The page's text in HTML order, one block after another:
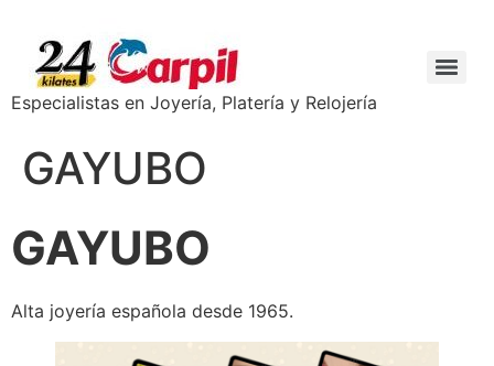
Especialistas en Joyería, Platería y Relojería
GAYUBO
GAYUBO
Alta joyería española desde 1965.